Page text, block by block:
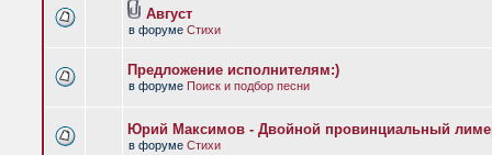
Август
в форуме Стихи
Предложение исполнителям:)
в форуме Поиск и подбор песни
Юрий Максимов - Двойной провинциальный
в форуме Стихи